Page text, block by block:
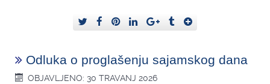
Odluka o proglašenju sajamskog dana
OBJAVLJENO: 30 TRAVANJ 2026